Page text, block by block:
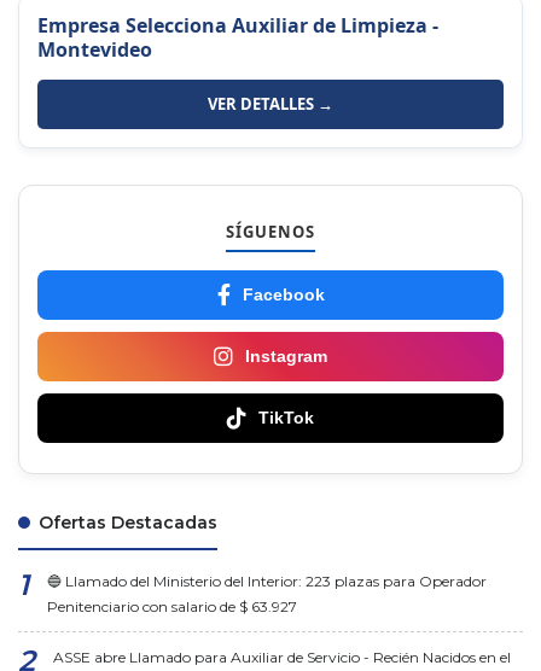
Empresa Selecciona Auxiliar de Limpieza -
Montevideo
VER DETALLES →
SÍGUENOS
Facebook
Instagram
TikTok
Ofertas Destacadas
🔵 Llamado del Ministerio del Interior: 223 plazas para Operador
Penitenciario con salario de $ 63.927
ASSE abre Llamado para Auxiliar de Servicio - Recién Nacidos en el